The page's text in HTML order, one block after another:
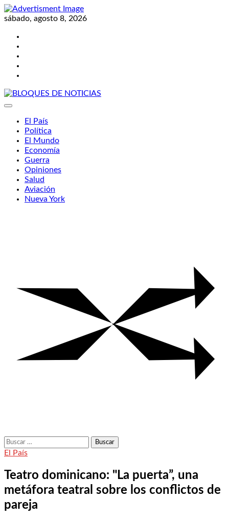
Skip
to
sábado, agosto 8, 2026
El País
Política
El Mundo
Economía
Guerra
Opiniones
Salud
Aviación
Nueva York
Buscar:
El País
Teatro dominicano: "La puerta”, una
metáfora teatral sobre los conflictos de
pareja